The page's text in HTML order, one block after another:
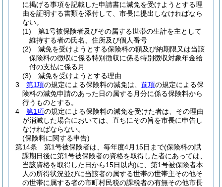
に掲げる事項を記載した申請書に減免を受けようとする理
由を証明する書類を添付して、市長に提出しなければなら
ない。
(1)
第1号被保険者及びその属する世帯の生計を主として
維持する者の氏名、住所及び個人番号
(2)
減免を受けようとする保険料の額及び納期限又は当該
保険料の徴収に係る特別徴収に係る特別徴収対象年金給
付の支払に係る月
(3)
減免を受けようとする理由
3
第1項の規定による保険料の減免は、 前項の規定による保
険料の減免申請のあった日の属する月分に係る保険料から
行うものとする。
4
第1項の規定による保険料の減免を受けた者は、その理由
が消滅した場合においては、直ちにその旨を市長に申告し
なければならない。
(保険料に関する申告)
第14条
第1号被保険者は、毎年度4月15日まで(保険料の賦
課期日後に第1号被保険者の資格を取得した者にあっては、
当該資格を取得した日から15日以内)に、第1号被保険者本
人の所得状況並びに当該者の属する世帯の世帯主その他そ
の世帯に属する者の市町村民税の課税者の有無その他市長